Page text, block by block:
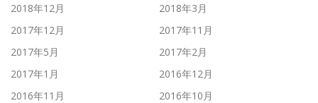
2018年12月
2018年3月
2017年12月
2017年11月
2017年5月
2017年2月
2017年1月
2016年12月
2016年11月
2016年10月